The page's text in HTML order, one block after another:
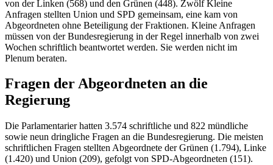
von der Linken (568) und den Grünen (448). Zwölf Kleine
Anfragen stellten Union und SPD gemeinsam, eine kam von
Abgeordneten ohne Beteiligung der Fraktionen. Kleine Anfragen
müssen von der Bundesregierung in der Regel innerhalb von zwei
Wochen schriftlich beantwortet werden. Sie werden nicht im
Plenum beraten.
Fragen der Abgeordneten an die
Regierung
Die Parlamentarier hatten 3.574 schriftliche und 822 mündliche
sowie neun dringliche Fragen an die Bundesregierung. Die meisten
schriftlichen Fragen stellten Abgeordnete der Grünen (1.794), Linke
(1.420) und Union (209), gefolgt von SPD-Abgeordneten (151).